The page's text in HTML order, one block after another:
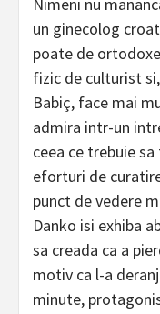
Nimeni nu
un ginecolog
poate de
fizic de culturist
Babiç, face mai
admira intr-un
ceea ce trebuie
eforturi de
punct de vedere
Danko isi exhiba
sa creada ca a
motiv ca l-a
minute,